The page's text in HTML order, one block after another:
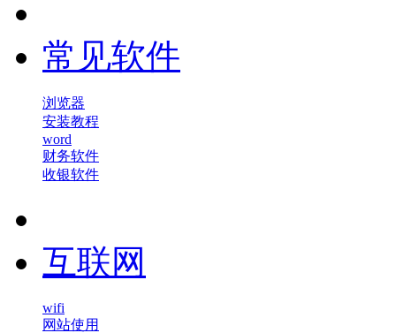
常见软件
浏览器
安装教程
word
财务软件
收银软件
互联网
wifi
网站使用